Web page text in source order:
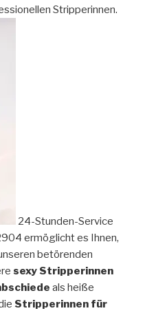
Stripperinnen.
24-Stunden-Service
ermöglicht es Ihnen,
betörenden
sexy Stripperinnen
als heiße
Stripperinnen für